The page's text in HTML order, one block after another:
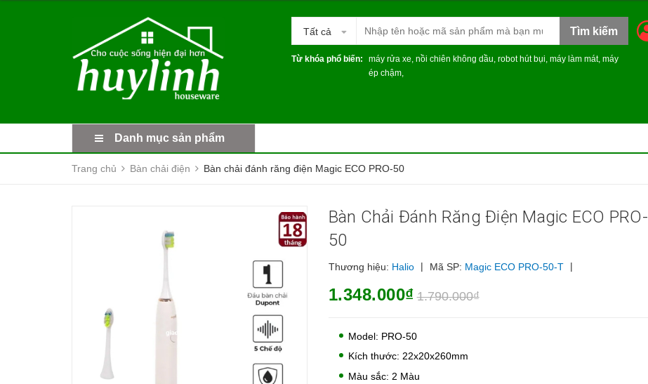
Tất cả Tìm kiếm
Từ khóa phổ biến: máy rửa xe, nồi chiên không dầu, robot hút bụi, máy làm mát, máy
ép chậm,
Danh mục sản phẩm
Trang chủ Bàn chải điện Bàn chải đánh răng điện Magic ECO PRO-50
Bàn Chải Đánh Răng Điện Magic ECO PRO-
50
Thương hiệu: Halio | Mã SP: Magic ECO PRO-50-T |
1.348.000₫ 1.790.000₫
Model: PRO-50
Kích thước: 22x20x260mm
Màu sắc: 2 Màu